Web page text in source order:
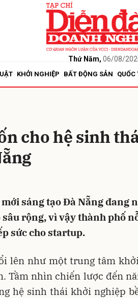
Thứ Năm, 06/08/
KHỞI NGHIỆP BẤT ĐỘNG SẢN QUỐC
cho hệ sinh
sáng tạo Đà Nẵng đang
rộng, vì vậy thành phố
sức cho startup.
lên như một trung tâm
Tầm nhìn chiến lược đến
hệ sinh thái khởi nghiệp